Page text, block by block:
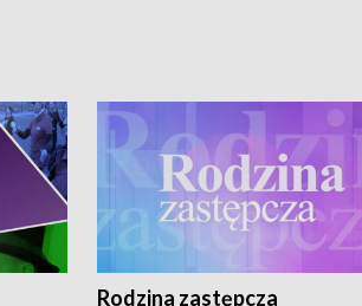
Rodzina zastępcza